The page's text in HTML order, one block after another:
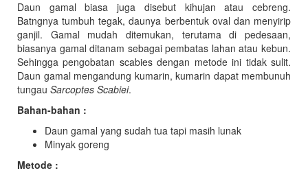
Daun gamal biasa juga disebut kihujan atau cebreng.
Batngnya tumbuh tegak, daunya berbentuk oval dan menyirip
ganjil. Gamal mudah ditemukan, terutama di pedesaan,
biasanya gamal ditanam sebagai pembatas lahan atau kebun.
Sehingga pengobatan scabies dengan metode ini tidak sulit.
Daun gamal mengandung kumarin, kumarin dapat membunuh
tungau Sarcoptes Scabiei.
Bahan-bahan :
Daun gamal yang sudah tua tapi masih lunak
Minyak goreng
Metode :